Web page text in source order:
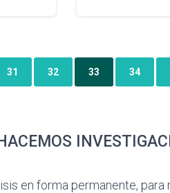
31 32 33 34
en forma permanente,